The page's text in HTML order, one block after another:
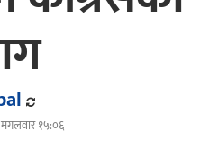
१५:०६